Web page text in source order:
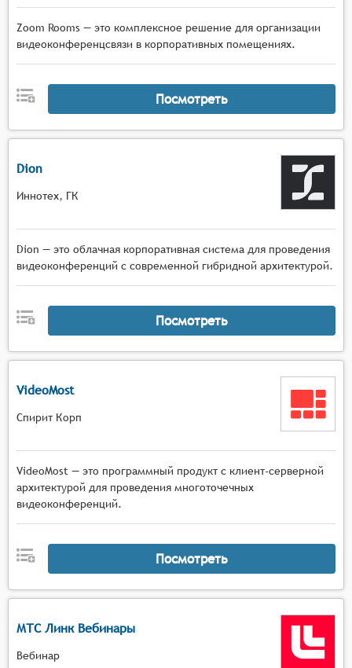
Zoom Rooms — это комплексное решение для организации
видеоконференцсвязи в корпоративных помещениях.
Посмотреть
Dion
Иннотех, ГК
Dion — это облачная корпоративная система для проведения
видеоконференций с современной гибридной архитектурой.
Посмотреть
VideoMost
Спирит Корп
VideoMost — это программный продукт с клиент-серверной
архитектурой для проведения многоточечных
видеоконференций.
Посмотреть
МТС Линк Вебинары
Вебинар